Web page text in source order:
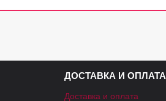
ДОСТАВКА И ОПЛАТА
Доставка и оплата